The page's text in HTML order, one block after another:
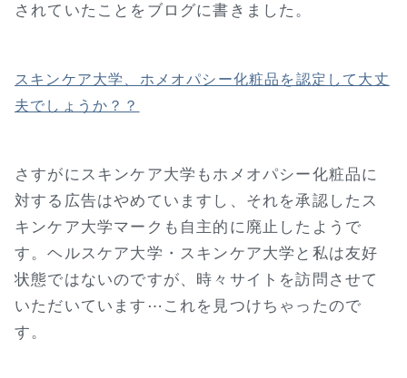
されていたことをブログに書きました。
スキンケア大学、ホメオパシー化粧品を認定して大丈
夫でしょうか？？
さすがにスキンケア大学もホメオパシー化粧品に
対する広告はやめていますし、それを承認したス
キンケア大学マークも自主的に廃止したようで
す。ヘルスケア大学・スキンケア大学と私は友好
状態ではないのですが、時々サイトを訪問させて
いただいています⋯これを見つけちゃったので
す。